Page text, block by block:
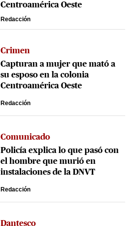
Centroamérica Oeste
Redacción
Crimen
Capturan a mujer que mató a
su esposo en la colonia
Centroamérica Oeste
Redacción
Comunicado
Policía explica lo que pasó con
el hombre que murió en
instalaciones de la DNVT
Redacción
Dantesco